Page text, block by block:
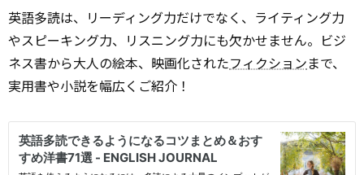
英語多読は、リーディング力だけでなく、ライティング力
やスピーキング力、リスニング力にも欠かせません。ビジ
ネス書から大人の絵本、映画化されたフィクションまで、
実用書や小説を幅広くご紹介！